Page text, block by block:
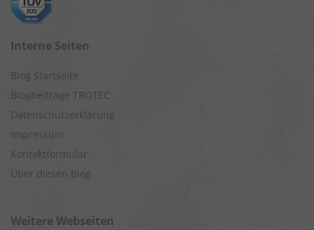
Interne Seiten
Blog Startseite
Blogbeiträge TROTEC
Datenschutzerklärung
Impressum
Kontaktformular
Über diesen Blog
Weitere Webseiten